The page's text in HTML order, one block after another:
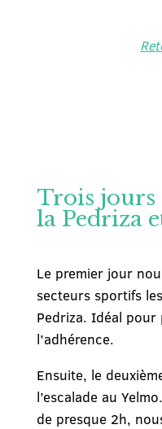
Trois
la Pedriza
Le premier jour
secteurs sportifs
Pedriza. Idéal
l’adhérence.
Ensuite, le
l’escalade au
de presque 2h,